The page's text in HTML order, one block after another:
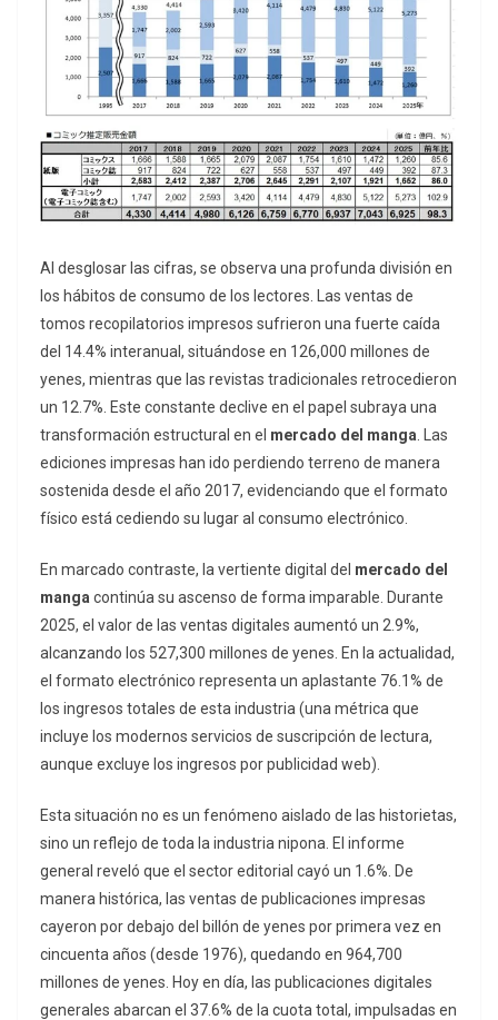
Al desglosar las cifras, se observa una profunda división en
los hábitos de consumo de los lectores. Las ventas de
tomos recopilatorios impresos sufrieron una fuerte caída
del 14.4% interanual, situándose en 126,000 millones de
yenes, mientras que las revistas tradicionales retrocedieron
un 12.7%. Este constante declive en el papel subraya una
transformación estructural en el mercado del manga . Las
ediciones impresas han ido perdiendo terreno de manera
sostenida desde el año 2017, evidenciando que el formato
físico está cediendo su lugar al consumo electrónico.
En marcado contraste, la vertiente digital del mercado del
manga continúa su ascenso de forma imparable. Durante
2025, el valor de las ventas digitales aumentó un 2.9%,
alcanzando los 527,300 millones de yenes. En la actualidad,
el formato electrónico representa un aplastante 76.1% de
los ingresos totales de esta industria (una métrica que
incluye los modernos servicios de suscripción de lectura,
aunque excluye los ingresos por publicidad web).
Esta situación no es un fenómeno aislado de las historietas,
sino un reflejo de toda la industria nipona. El informe
general reveló que el sector editorial cayó un 1.6%. De
manera histórica, las ventas de publicaciones impresas
cayeron por debajo del billón de yenes por primera vez en
cincuenta años (desde 1976), quedando en 964,700
millones de yenes. Hoy en día, las publicaciones digitales
generales abarcan el 37.6% de la cuota total, impulsadas en